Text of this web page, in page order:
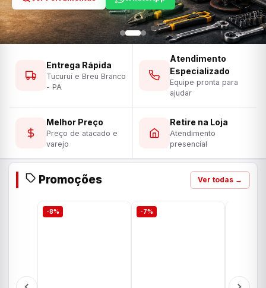
Entrega Rápida
Tucuruí e Breu Branco
- PA
Atendimento
Especializado
Equipe pronta para
ajudar
Melhor Preço
Preço de atacado e
varejo
Retire na Loja
Atendimento
presencial
Promoções Ver todas →
-8% -7%